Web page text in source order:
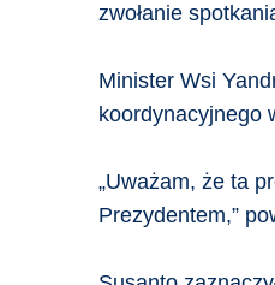
zwołanie
Minister Wsi
koordynacyjnego
„Uważam, że ta
Prezydentem,”